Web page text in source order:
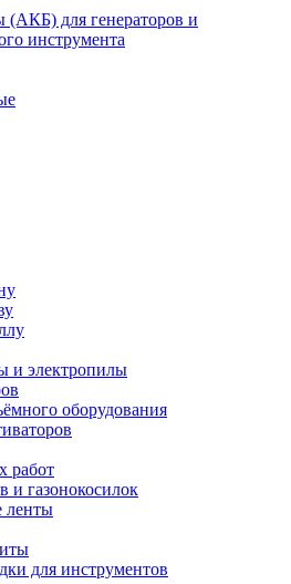
(АКБ) для генераторов и
инструмента
и электропилы
оборудования
работ
и газонокосилок
ленты
для инструментов